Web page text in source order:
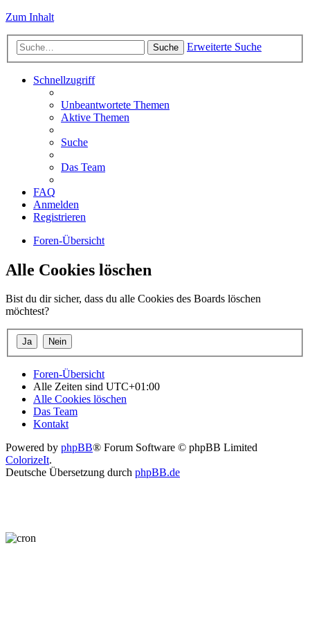
Zum Inhalt
Suche Erweiterte Suche
Schnellzugriff
Unbeantwortete Themen
Aktive Themen
Suche
Das Team
FAQ
Anmelden
Registrieren
Foren-Übersicht
Alle Cookies löschen
Bist du dir sicher, dass du alle Cookies des Boards löschen
möchtest?
Foren-Übersicht
Alle Zeiten sind UTC+01:00
Alle Cookies löschen
Das Team
Kontakt
Powered by phpBB® Forum Software © phpBB Limited
ColorizeIt.
Deutsche Übersetzung durch phpBB.de